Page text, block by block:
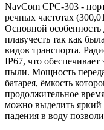
NavCom СРС-303 -
речных частотах
Основной особенность
плавучесть так как
видов транспорта.
IP67, что
пыли. Мощность
батарея, ёмкость
продолжительное
можно выделить яркий
падения в воду